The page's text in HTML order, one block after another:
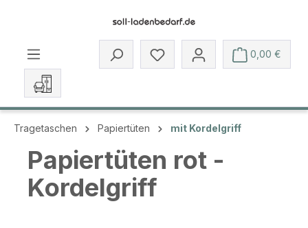
Du hast 0 Produkte auf dem
0,00 €
Tragetaschen Papiertüten mit Kordelgriff
Papiertüten rot -
Kordelgriff